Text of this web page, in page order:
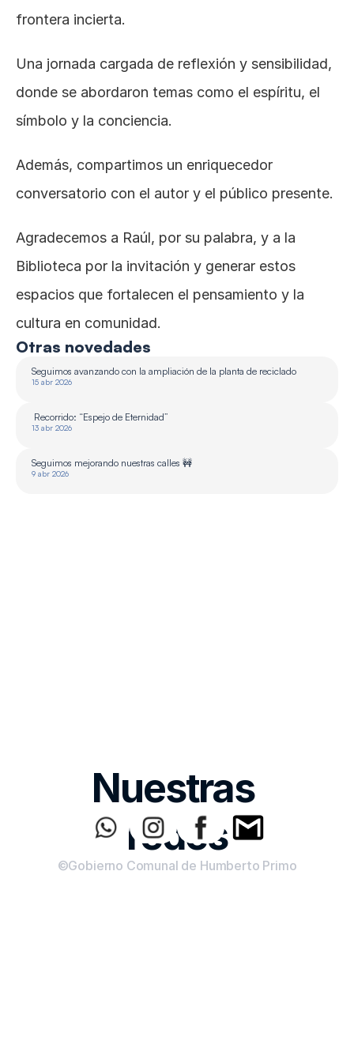
Otras novedades
Seguimos avanzando con la ampliación de la planta de reciclado
15 abr 2026
Recorrido: “Espejo de Eternidad”
13 abr 2026
Seguimos mejorando nuestras calles 🚧
9 abr 2026
frontera incierta.
Una jornada cargada de reflexión y sensibilidad,
donde se abordaron temas como el espíritu, el
símbolo y la conciencia.
Además, compartimos un enriquecedor
conversatorio con el autor y el público presente.
Agradecemos a Raúl, por su palabra, y a la
Biblioteca por la invitación y generar estos
espacios que fortalecen el pensamiento y la
cultura en comunidad.
Nuestras
redes
©Gobierno Comunal de Humberto Primo